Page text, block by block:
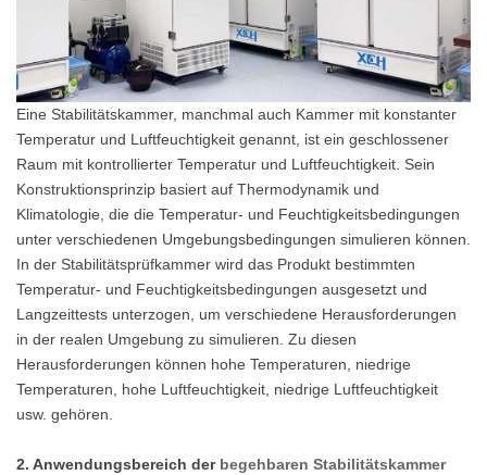
Eine Stabilitätskammer, manchmal auch Kammer mit konstanter
Temperatur und Luftfeuchtigkeit genannt, ist ein geschlossener
Raum mit kontrollierter Temperatur und Luftfeuchtigkeit. Sein
Konstruktionsprinzip basiert auf Thermodynamik und
Klimatologie, die die Temperatur- und Feuchtigkeitsbedingungen
unter verschiedenen Umgebungsbedingungen simulieren können.
In der Stabilitätsprüfkammer wird das Produkt bestimmten
Temperatur- und Feuchtigkeitsbedingungen ausgesetzt und
Langzeittests unterzogen, um verschiedene Herausforderungen
in der realen Umgebung zu simulieren. Zu diesen
Herausforderungen können hohe Temperaturen, niedrige
Temperaturen, hohe Luftfeuchtigkeit, niedrige Luftfeuchtigkeit
usw. gehören.
2. Anwendungsbereich der begehbaren Stabilitätskammer